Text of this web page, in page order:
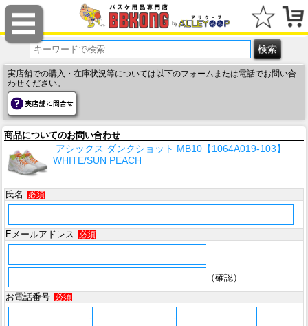
実店舗での購入・在庫状況等については以下のフォームまたは電話でお問い合
わせください。
商品についてのお問い合わせ
アシックス ダンクショット MB10【1064A019-103】
WHITE/SUN PEACH
氏名 必須
Eメールアドレス 必須
（確認）
お電話番号
必須
-
-